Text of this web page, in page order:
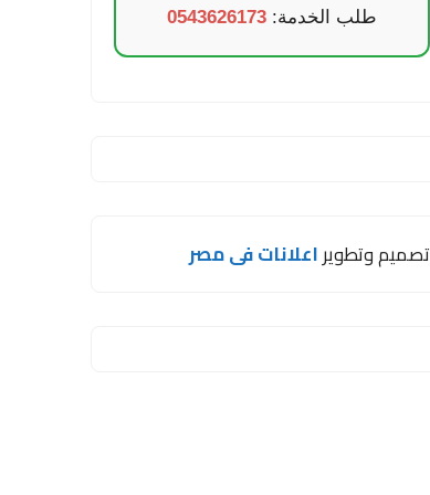
طلب الخدمة: 0543626173
تصميم وتطويراعلانات فى مصر